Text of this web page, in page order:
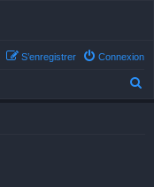
Connexion
S’enregistrer